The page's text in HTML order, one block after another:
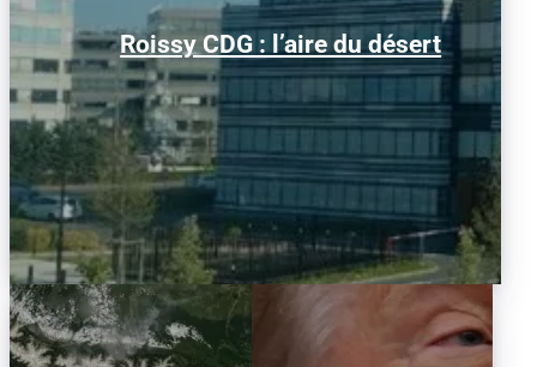
Roissy CDG : l’aire du désert
Alors que le trafic aérien a retrouvé son
niveau d’avant la pandémie, les
conditions d’obtention...